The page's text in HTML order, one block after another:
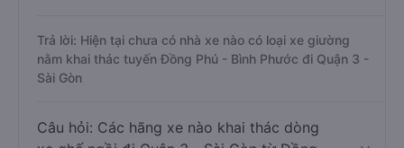
Trả lời: Hiện tại chưa có nhà xe nào có loại xe giường
nằm khai thác tuyến Đồng Phú - Bình Phước đi Quận 3 -
Sài Gòn
Câu hỏi: Các hãng xe nào khai thác dòng